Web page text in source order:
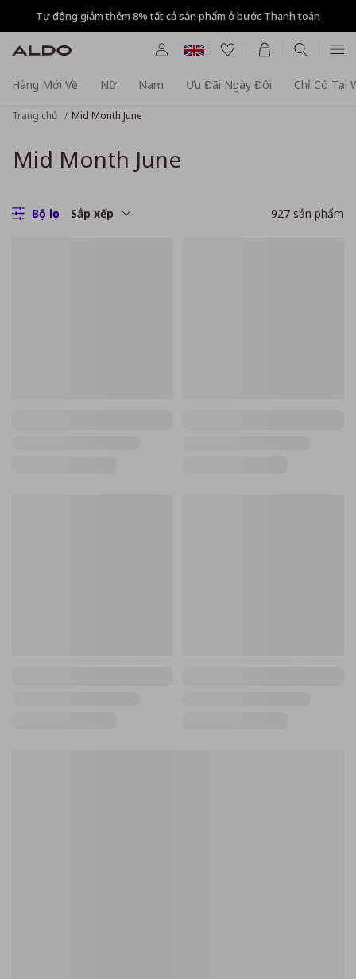
Tự động giảm thêm 8% tất cả sản phẩm ở bước Thanh toán
Hàng Mới Về Nữ Nam Ưu Đãi Ngày Đôi Chỉ Có Tại
Trang chủ Mid Month June
Mid Month June
Bộ lọc Sắp xếp 927 sản phẩm